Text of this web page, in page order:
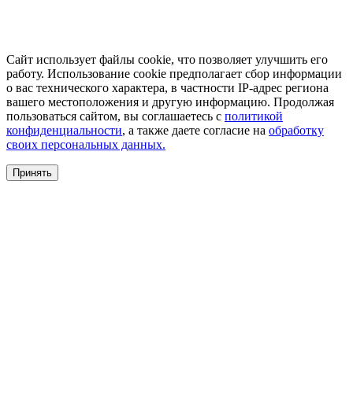
Сайт использует файлы cookie, что позволяет улучшить его
работу. Использование cookie предполагает сбор информации
о вас технического характера, в частности IP-адрес региона
вашего местоположения и другую информацию. Продолжая
пользоваться сайтом, вы соглашаетесь с политикой
конфиденциальности, а также даете согласие на обработку
своих персональных данных.
Принять